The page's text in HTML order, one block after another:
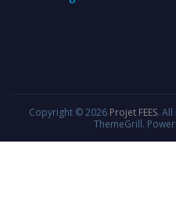
Copyright © 2026 Projet FEES. All
ThemeGrill.